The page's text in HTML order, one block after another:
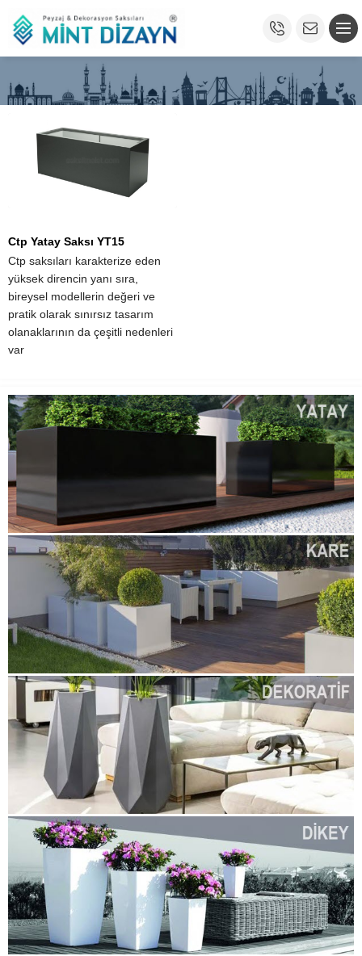
Ctp Yatay Saksı YT15
Ctp saksıları karakterize eden
yüksek direncin yanı sıra,
bireysel modellerin değeri ve
pratik olarak sınırsız tasarım
olanaklarının da çeşitli nedenleri
var